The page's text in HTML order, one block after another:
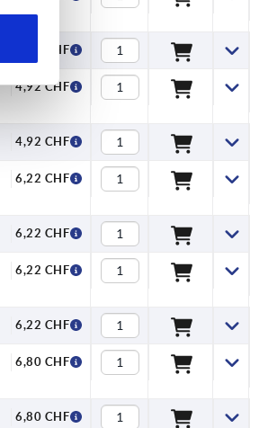
34 40 47 7
4,92 CHF
31 34 40 47 7
4,92 CHF
31 34 40 47 7
4,92 CHF
42,5 45,5 65 74,5 9,5
6,22 CHF
42,5 45,5 65 74,5 9,5
6,22 CHF
42,5 45,5 65 74,5 9,5
6,22 CHF
42,5 45,5 65 74,5 9,5
6,22 CHF
54,5 58,5 80 91 11
6,80 CHF
54,5 58,5 80 91 11
6,80 CHF